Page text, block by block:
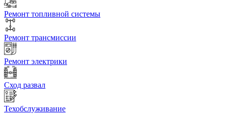
Ремонт топливной системы
Ремонт трансмиссии
Ремонт электрики
Сход развал
Техобслуживание